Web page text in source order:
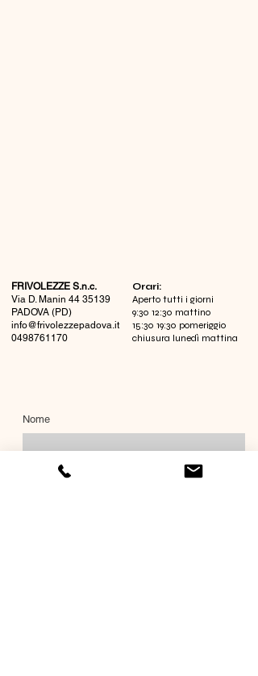
FRIVOLEZZE S.n.c.
Via D. Manin 44 35139
PADOVA (PD)
info@frivolezzepadova.it
0498761170
​Orari:
Aperto tutti i giorni
9:30 12:30 mattino
15:30 19:30 pomeriggio
chiusura lunedì mattina
Nome
Cognome